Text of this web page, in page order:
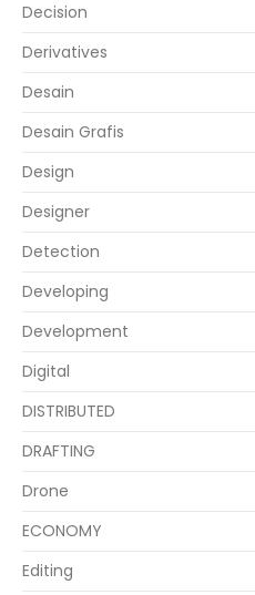
Decision
Derivatives
Desain
Desain Grafis
Design
Designer
Detection
Developing
Development
Digital
DISTRIBUTED
DRAFTING
Drone
ECONOMY
Editing